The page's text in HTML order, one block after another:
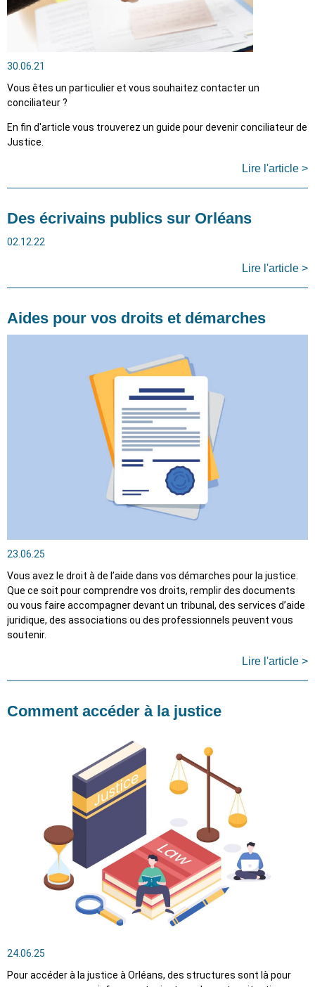
30.06.21
Vous êtes un particulier et vous souhaitez contacter un
conciliateur ?
En fin d'article vous trouverez un guide pour devenir conciliateur de
Justice.
Lire l'article >
Des écrivains publics sur Orléans
02.12.22
Lire l'article >
Aides pour vos droits et démarches
23.06.25
Vous avez le droit à de l’aide dans vos démarches pour la justice.
Que ce soit pour comprendre vos droits, remplir des documents
ou vous faire accompagner devant un tribunal, des services d’aide
juridique, des associations ou des professionnels peuvent vous
soutenir.
Lire l'article >
Comment accéder à la justice
24.06.25
Pour accéder à la justice à Orléans, des structures sont là pour